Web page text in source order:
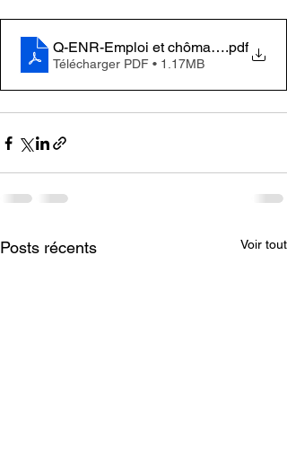
Q-ENR-Emploi et chômage .pdf
Télécharger PDF • 1.17MB
Posts récents Voir tout